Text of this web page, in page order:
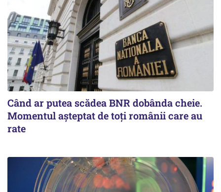
Când ar putea scădea BNR dobânda cheie.
Momentul aşteptat de toţi românii care au
rate